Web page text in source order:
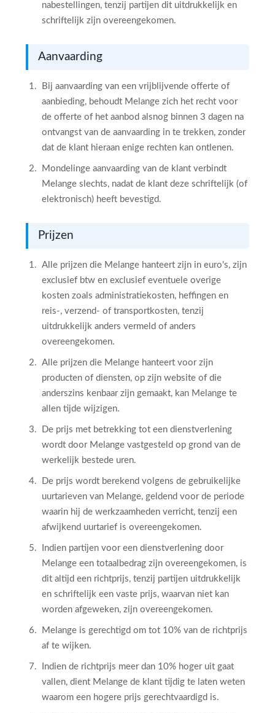
nabestellingen, tenzij partijen dit uitdrukkelijk en
schriftelijk zijn overeengekomen.
Aanvaarding
Bij aanvaarding van een vrijblijvende offerte of
aanbieding, behoudt Melange zich het recht voor
de offerte of het aanbod alsnog binnen 3 dagen na
ontvangst van de aanvaarding in te trekken, zonder
dat de klant hieraan enige rechten kan ontlenen.
Mondelinge aanvaarding van de klant verbindt
Melange slechts, nadat de klant deze schriftelijk (of
elektronisch) heeft bevestigd.
Prijzen
Alle prijzen die Melange hanteert zijn in euro's, zijn
exclusief btw en exclusief eventuele overige
kosten zoals administratiekosten, heffingen en
reis-, verzend- of transportkosten, tenzij
uitdrukkelijk anders vermeld of anders
overeengekomen.
Alle prijzen die Melange hanteert voor zijn
producten of diensten, op zijn website of die
anderszins kenbaar zijn gemaakt, kan Melange te
allen tijde wijzigen.
De prijs met betrekking tot een dienstverlening
wordt door Melange vastgesteld op grond van de
werkelijk bestede uren.
De prijs wordt berekend volgens de gebruikelijke
uurtarieven van Melange, geldend voor de periode
waarin hij de werkzaamheden verricht, tenzij een
afwijkend uurtarief is overeengekomen.
Indien partijen voor een dienstverlening door
Melange een totaalbedrag zijn overeengekomen, is
dit altijd een richtprijs, tenzij partijen uitdrukkelijk
en schriftelijk een vaste prijs, waarvan niet kan
worden afgeweken, zijn overeengekomen.
Melange is gerechtigd om tot 10% van de richtprijs
af te wijken.
Indien de richtprijs meer dan 10% hoger uit gaat
vallen, dient Melange de klant tijdig te laten weten
waarom een hogere prijs gerechtvaardigd is.